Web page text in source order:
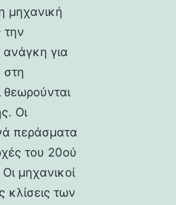
μηχανική
την
ανάγκη για
στη
θεωρούνται
Οι
περάσματα
του 20ού
μηχανικοί
κλίσεις των